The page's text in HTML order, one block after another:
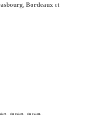
Bordeaux et
– Idir Hakim – Idir Hakim –